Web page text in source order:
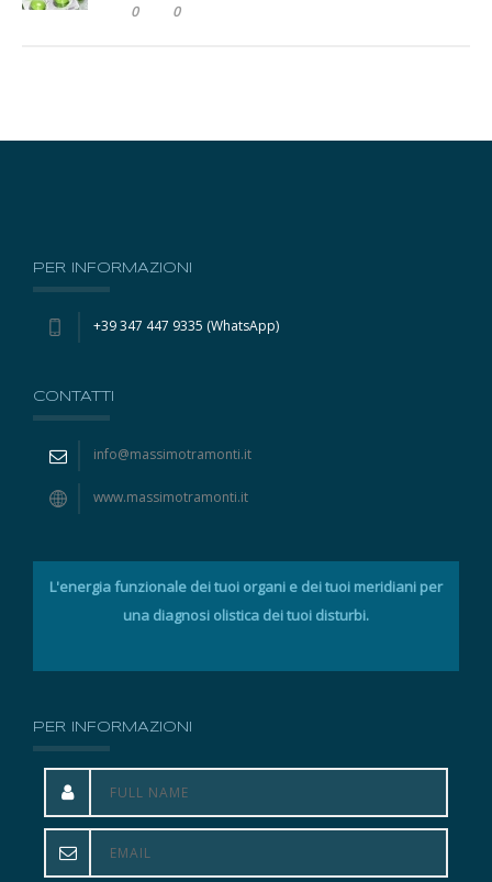
0 0
PER INFORMAZIONI
+39 347 447 9335 (WhatsApp)
CONTATTI
info@massimotramonti.it
www.massimotramonti.it
L'energia funzionale dei tuoi organi e dei tuoi meridiani per
una diagnosi olistica dei tuoi disturbi.
PER INFORMAZIONI